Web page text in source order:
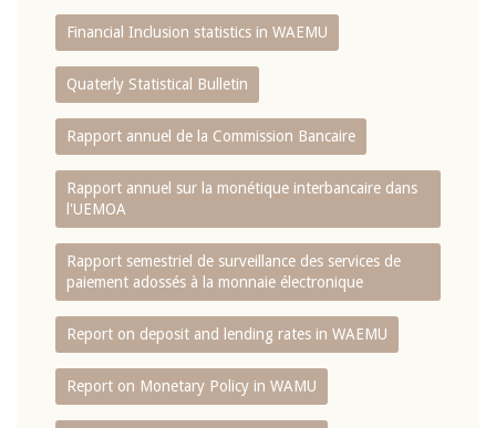
Financial Inclusion statistics in WAEMU
Quaterly Statistical Bulletin
Rapport annuel de la Commission Bancaire
Rapport annuel sur la monétique interbancaire dans
l'UEMOA
Rapport semestriel de surveillance des services de
paiement adossés à la monnaie électronique
Report on deposit and lending rates in WAEMU
Report on Monetary Policy in WAMU